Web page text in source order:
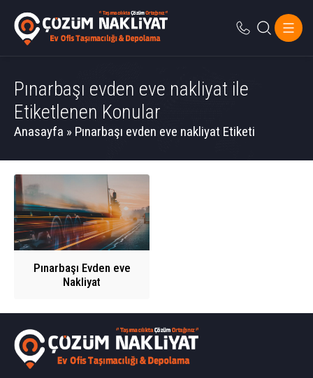
Pınarbaşı evden eve nakliyat ile
Etiketlenen Konular
Anasayfa » Pınarbaşı evden eve nakliyat Etiketi
Pınarbaşı Evden eve
Nakliyat